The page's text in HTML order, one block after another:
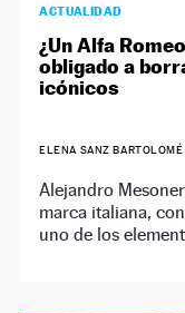
ACTUALIDAD
¿Un Alfa
obligado a
icónicos
ELENA SANZ BARTOLOMÉ
Alejandro
marca italiana,
uno de los